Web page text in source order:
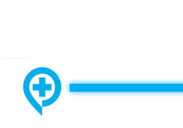
Back to All Images
CHOOSE COUNTRY, CHOOSE
THE ONLY LOCALLY-OWNED MED